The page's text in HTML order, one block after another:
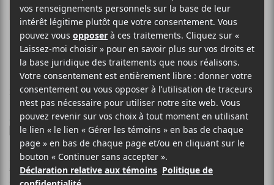
EMMA RUTH RUNDLE
Fever Dreams
26 JUIN 2018
PARLOUIS-PHILIPPE LABRÈCHE
/ ROCK
F
A
C
E
B
T
W
I
T
T
P
A
T
A
Emma Ruth Rundleest de retour avec un premier
extrait de son prochain album! Une excellente